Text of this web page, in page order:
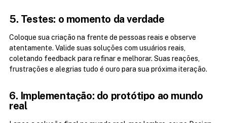
5. Testes: o momento da verdade
Coloque sua criação na frente de pessoas reais e observe
atentamente. Valide suas soluções com usuários reais,
coletando feedback para refinar e melhorar. Suas reações,
frustrações e alegrias tudo é ouro para sua próxima iteração.
6. Implementação: do protótipo ao mundo
real